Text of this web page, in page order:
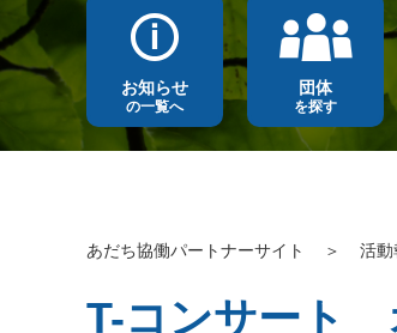
お知らせ
の一覧へ
団体
を探す
あだち協働パートナーサイト ＞ 活動
T-コンサート